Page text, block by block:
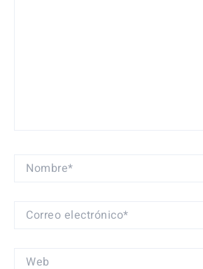
NOMBRE*
CORREO
WEB